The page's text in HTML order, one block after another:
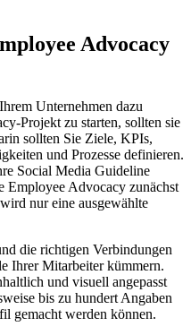
Advocacy
Unternehmen dazu
Projekt zu starten, sollten sie
sollten Sie Ziele, KPIs,
und Prozesse definieren.
Social Media Guideline
Employee Advocacy zunächst
nur eine ausgewählte
die richtigen Verbindungen
Ihrer Mitarbeiter kümmern.
und visuell angepasst
bis zu hundert Angaben
gemacht werden können.